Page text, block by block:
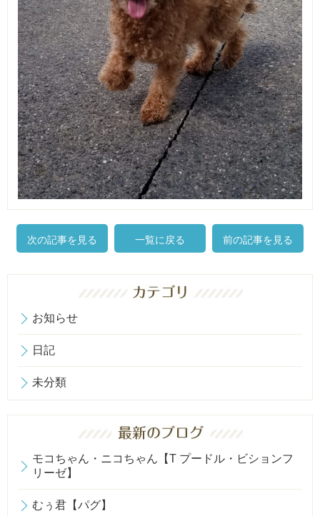
次の記事を見る 一覧に戻る 前の記事を見る
お知らせ
日記
未分類
モコちゃん・ニコちゃん【T プードル・ビションフ
リーゼ】
むぅ君【パグ】